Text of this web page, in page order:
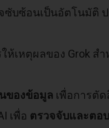
บซ้อนเป็นอัตโนมัติ
ห้เหตุผลของ Grok สำ
ของข้อมูล เพื่อการตั
เพื่อ ตรวจจับและตอ